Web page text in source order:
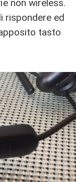
non wireless.
rispondere ed
tasto